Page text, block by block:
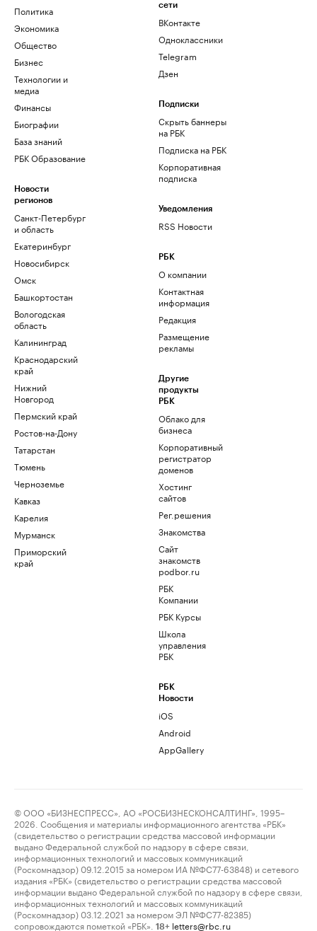
Политика
Экономика
Общество
Бизнес
Технологии и
медиа
Финансы
Биографии
База знаний
РБК Образование
Новости
регионов
Санкт-Петербург
и область
Екатеринбург
Новосибирск
Омск
Башкортостан
Вологодская
область
Калининград
Краснодарский
край
Нижний
Новгород
Пермский край
Ростов-на-Дону
Татарстан
Тюмень
Черноземье
Кавказ
Карелия
Мурманск
Приморский
край
сети
ВКонтакте
Одноклассники
Telegram
Дзен
Подписки
Скрыть баннеры
на РБК
Подписка на РБК
Корпоративная
подписка
Уведомления
RSS Новости
РБК
О компании
Контактная
информация
Редакция
Размещение
рекламы
Другие
продукты
РБК
Облако для
бизнеса
Корпоративный
регистратор
доменов
Хостинг
сайтов
Рег.решения
Знакомства
Сайт
знакомств
podbor.ru
РБК
Компании
РБК Курсы
Школа
управления
РБК
РБК
Новости
iOS
Android
AppGallery
© ООО «БИЗНЕСПРЕСС», АО «РОСБИЗНЕСКОНСАЛТИНГ», 1995–
2026. Сообщения и материалы информационного агентства «РБК»
(свидетельство о регистрации средства массовой информации
выдано Федеральной службой по надзору в сфере связи,
информационных технологий и массовых коммуникаций
(Роскомнадзор) 09.12.2015 за номером ИА №ФС77-63848) и сетевого
издания «РБК» (свидетельство о регистрации средства массовой
информации выдано Федеральной службой по надзору в сфере связи,
информационных технологий и массовых коммуникаций
(Роскомнадзор) 03.12.2021 за номером ЭЛ №ФС77-82385)
сопровождаются пометкой «РБК».
18+ letters@rbc.ru